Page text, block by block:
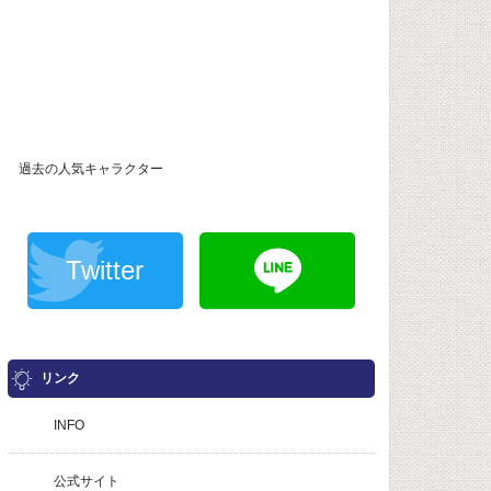
過去の人気キャラクター
Twitter
リンク
INFO
公式サイト